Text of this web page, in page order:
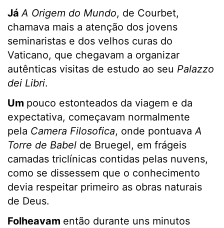
JáA Origem do Mundo, de Courbet,
chamava mais a atenção dos jovens
seminaristas e dos velhos curas do
Vaticano, que chegavam a organizar
autênticas visitas de estudo ao seu Palazzo
dei Libri.
Um pouco estonteados da viagem e da
expectativa, começavam normalmente
pela Camera Filosofica, onde pontuavaA
Torre de Babel de Bruegel, em frágeis
camadas triclínicas contidas pelas nuvens,
como se dissessem que o conhecimento
devia respeitar primeiro as obras naturais
de Deus.
Folheavam então durante uns minutos